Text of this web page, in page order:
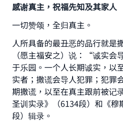
感谢真主，祝福先知及其家人
一切赞颂，全归真主。
人所具备的最丑恶的品行就是
（愿主福安之）说：“诚实会
于乐园。一个人长期诚实，以
实者；撒谎会导人犯罪；犯罪
期撒谎，以至在真主跟前被记
圣训实录》（6134段）和《穆
段）辑录。